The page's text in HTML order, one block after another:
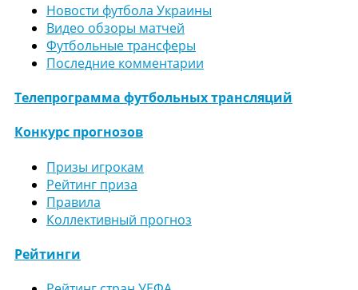
Новости футбола Украины
Видео обзоры матчей
Футбольные трансферы
Последние комментарии
Телепрограмма футбольных трансляций
Конкурс прогнозов
Призы игрокам
Рейтинг приза
Правила
Коллективный прогноз
Рейтинги